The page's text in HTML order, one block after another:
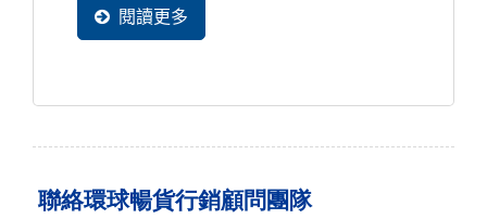
網站設計優化、系統設計優化，甚至
是...
閱讀更多